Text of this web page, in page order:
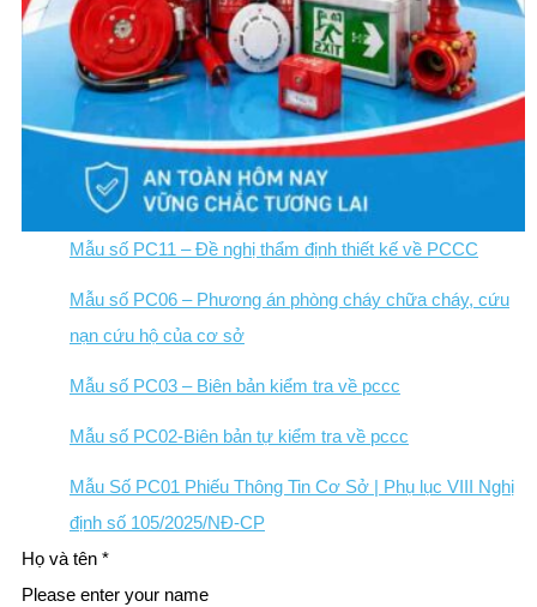
Mẫu số PC11 – Đề nghị thẩm định thiết kế về PCCC
Mẫu số PC06 – Phương án phòng cháy chữa cháy, cứu
nạn cứu hộ của cơ sở
Mẫu số PC03 – Biên bản kiểm tra về pccc
Mẫu số PC02-Biên bản tự kiểm tra về pccc
Mẫu Số PC01 Phiếu Thông Tin Cơ Sở | Phụ lục VIII Nghị
định số 105/2025/NĐ-CP
Họ và tên *
Please enter your name